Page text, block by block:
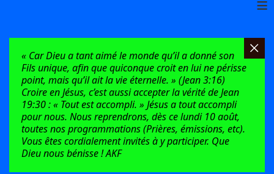
« Car Dieu a tant aimé le monde qu’il a donné son
Fils unique, afin que quiconque croit en lui ne périsse
point, mais qu’il ait la vie éternelle. » (Jean 3:16)
Croire en Jésus, c’est aussi accepter la vérité de Jean
19:30 : « Tout est accompli. » Jésus a tout accompli
pour nous. Nous reprendrons, dès ce lundi 10 août,
toutes nos programmations (Prières, émissions, etc).
Vous êtes cordialement invités à y participer. Que
Dieu nous bénisse ! AKF